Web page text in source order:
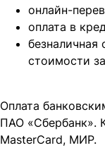
онлайн-
оплата в
безналичная
стоимости
Оплата
ПАО «Сбербанк».
MasterCard, МИР.